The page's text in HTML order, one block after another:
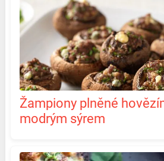
Žampiony plněné
modrým sýrem